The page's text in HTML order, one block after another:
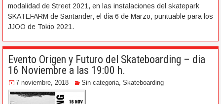
modalidad de Street 2021, en las instalaciones del skatepark
SKATEFARM de Santander, el dia 6 de Marzo, puntuable para los
JJOO de Tokio 2021.
Evento Origen y Futuro del Skateboarding – dia
16 Noviembre a las 19:00 h.
7 noviembre, 2018 Sin categoria Skateboarding